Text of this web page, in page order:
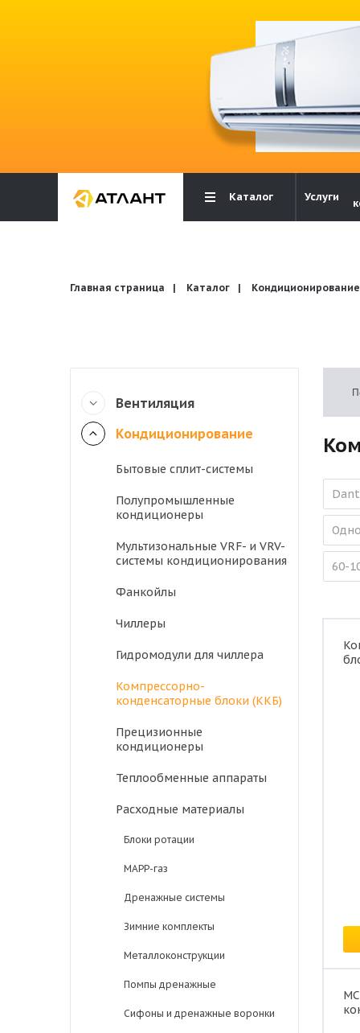
Каталог Услуги
Вентиляция
Главная страница Каталог Кондиционирование
Вентиляция
Кондиционирование
Бытовые сплит-системы
Полупромышленные
кондиционеры
Мультизональные VRF- и VRV-
системы кондиционирования
Фанкойлы
Чиллеры
Гидромодули для чиллера
Компрессорно-
конденсаторные блоки (ККБ)
Прецизионные
кондиционеры
Теплообменные аппараты
Расходные материалы
Блоки ротации
MAPP-газ
Дренажные системы
Зимние комплекты
Металлоконструкции
Помпы дренажные
Сифоны и дренажные воронки
60-